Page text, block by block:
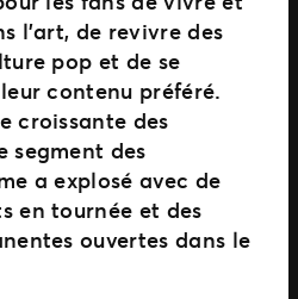
l’art, de revivre des
pop et de se
contenu préféré.
croissante des
segment des
a explosé avec de
en tournée et des
ouvertes dans le